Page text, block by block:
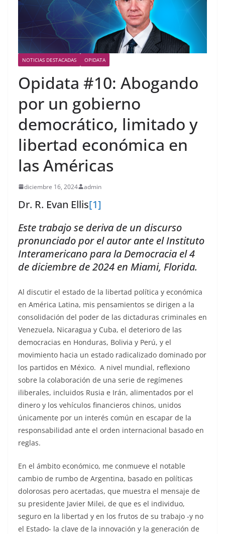
NOTICIAS DESTACADAS OPIDATA
Opidata #10: Abogando
por un gobierno
democrático, limitado y
libertad económica en
las Américas
diciembre 16, 2024 admin
Dr. R. Evan Ellis[1]
Este trabajo se deriva de un discurso
pronunciado por el autor ante el Instituto
Interamericano para la Democracia el 4
de diciembre de 2024 en Miami, Florida.
Al discutir el estado de la libertad política y económica
en América Latina, mis pensamientos se dirigen a la
consolidación del poder de las dictaduras criminales en
Venezuela, Nicaragua y Cuba, el deterioro de las
democracias en Honduras, Bolivia y Perú, y el
movimiento hacia un estado radicalizado dominado por
los partidos en México. A nivel mundial, reflexiono
sobre la colaboración de una serie de regímenes
iliberales, incluidos Rusia e Irán, alimentados por el
dinero y los vehículos financieros chinos, unidos
únicamente por un interés común en escapar de la
responsabilidad ante el orden internacional basado en
reglas.
En el ámbito económico, me conmueve el notable
cambio de rumbo de Argentina, basado en políticas
dolorosas pero acertadas, que muestra el mensaje de
su presidente Javier Milei, de que es el individuo,
seguro en la libertad y en los frutos de su trabajo -y no
el Estado- la clave de la innovación y la generación de